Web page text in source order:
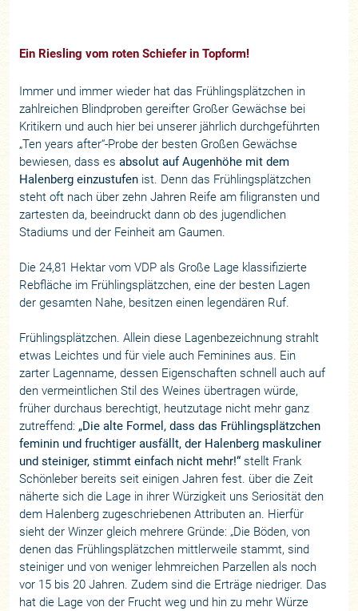
Ein Riesling vom roten Schiefer in Topform!
Immer und immer wieder hat das Frühlingsplätzchen in
zahlreichen Blindproben gereifter Großer Gewächse bei
Kritikern und auch hier bei unserer jährlich durchgeführten
„Ten years after“-Probe der besten Großen Gewächse
bewiesen, dass esabsolut auf Augenhöhe mit dem
Halenberg einzustufen ist. Denn das Frühlingsplätzchen
steht oft nach über zehn Jahren Reife am filigransten und
zartesten da, beeindruckt dann ob des jugendlichen
Stadiums und der Feinheit am Gaumen.
Die 24,81 Hektar vom VDP als Große Lage klassifizierte
Rebfläche im Frühlingsplätzchen, eine der besten Lagen
der gesamten Nahe, besitzen einen legendären Ruf.
Frühlingsplätzchen. Allein diese Lagenbezeichnung strahlt
etwas Leichtes und für viele auch Feminines aus. Ein
zarter Lagenname, dessen Eigenschaften schnell auch auf
den vermeintlichen Stil des Weines übertragen würde,
früher durchaus berechtigt, heutzutage nicht mehr ganz
zutreffend: „Die alte Formel, dass das Frühlingsplätzchen
feminin und fruchtiger ausfällt, der Halenberg maskuliner
und steiniger, stimmt einfach nicht mehr!“ stellt Frank
Schönleber bereits seit einigen Jahren fest. über die Zeit
näherte sich die Lage in ihrer Würzigkeit uns Seriosität den
dem Halenberg zugeschriebenen Attributen an. Hierfür
sieht der Winzer gleich mehrere Gründe: „Die Böden, von
denen das Frühlingsplätzchen mittlerweile stammt, sind
steiniger und von weniger lehmreichen Parzellen als noch
vor 15 bis 20 Jahren. Zudem sind die Erträge niedriger. Das
hat die Lage von der Frucht weg und hin zu mehr Würze